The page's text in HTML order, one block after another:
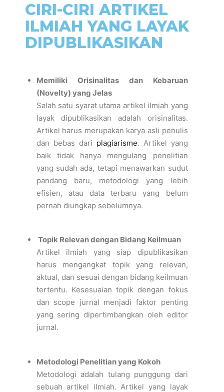
CIRI-CIRI ARTIKEL
ILMIAH YANG LAYAK
DIPUBLIKASIKAN
Memiliki Orisinalitas dan Kebaruan
(Novelty) yang Jelas
Salah satu syarat utama artikel ilmiah yang
layak dipublikasikan adalah orisinalitas.
Artikel harus merupakan karya asli penulis
dan bebas dari plagiarisme. Artikel yang
baik tidak hanya mengulang penelitian
yang sudah ada, tetapi menawarkan sudut
pandang baru, metodologi yang lebih
efisien, atau data terbaru yang belum
pernah diungkap sebelumnya.
Topik Relevan dengan Bidang Keilmuan
Artikel ilmiah yang siap dipublikasikan
harus mengangkat topik yang relevan,
aktual, dan sesuai dengan bidang keilmuan
tertentu. Kesesuaian topik dengan fokus
dan scope jurnal menjadi faktor penting
yang sering dipertimbangkan oleh editor
jurnal.
Metodologi Penelitian yang Kokoh
Metodologi adalah tulang punggung dari
sebuah artikel ilmiah. Artikel yang layak